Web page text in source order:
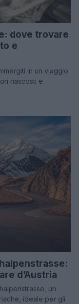
dove trovare
e
in un viaggio
nascosti e
d’Austria
un
ideale per gli